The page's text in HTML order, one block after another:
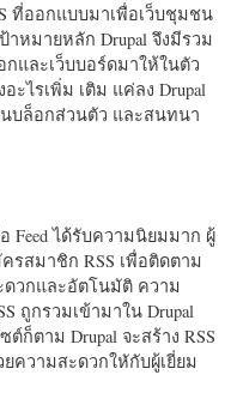
ที่ออกแบบมาเพื่อเว็บชุมชน
าหมายหลัก Drupal จึงมีรวม
กและเว็บบอร์ดมาให้ในตัว
ะไรเพิ่ม เติม แค่ลง Drupal
บล็อกส่วนตัว และสนทนา
Feed ได้รับความนิยมมาก ผู้
รสมาชิก RSS เพื่อติดตาม
ดวกและอัตโนมัติ ความ
ถูกรวมเข้ามาใน Drupal
ก็ตาม Drupal จะสร้าง RSS
ความสะดวกใหักับผู้เยี่ยม